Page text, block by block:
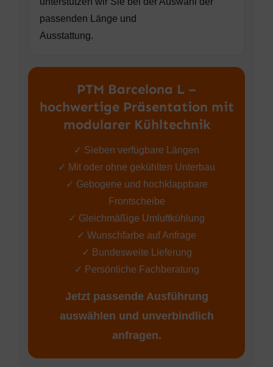
passenden Länge und
Ausstattung.
PTM Barcelona L –
hochwertige Präsentation mit
modularer Kühltechnik
✓ Sieben verfügbare Längen
✓ Mit oder ohne gekühlten Unterbau
✓ Gebogene und hochklappbare
Frontscheibe
✓ Gleichmäßige Umluftkühlung
✓ Wunschfarbe auf Anfrage
✓ Bundesweite Lieferung
✓ Persönliche Fachberatung
Jetzt passende Ausführung
auswählen und unverbindlich
anfragen.